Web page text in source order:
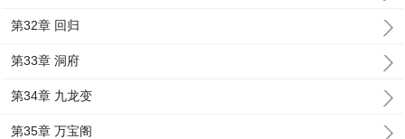
第32章 回归
第33章 洞府
第34章 九龙变
第35章 万宝阁